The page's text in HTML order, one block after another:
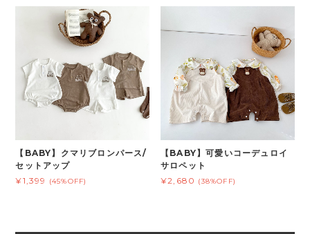
【BABY】クマリブロンパース/
セットアップ
¥1,399
(45%OFF)
【BABY】可愛いコーデュロイ
サロペット
¥2,680 (38%OFF)